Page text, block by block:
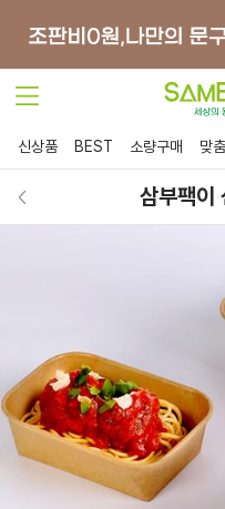
신상품 BEST 소량구매 맞
삼부팩이